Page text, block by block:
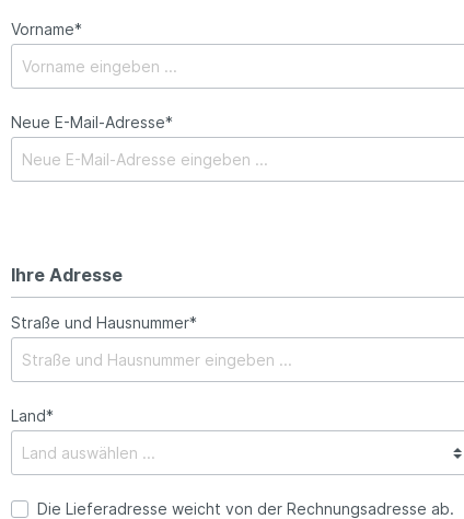
Vorname*
Neue E-Mail-Adresse*
Ihre Adresse
Straße und Hausnummer*
Land*
Die Lieferadresse weicht von der Rechnungsadresse ab.